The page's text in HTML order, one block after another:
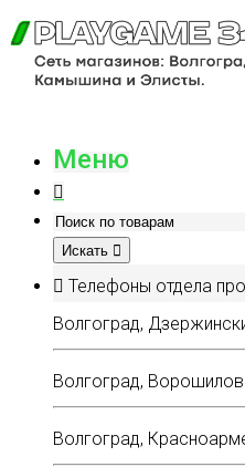
Меню
Искать
Телефоны отдела
Волгоград,
Волгоград,
Волгоград,